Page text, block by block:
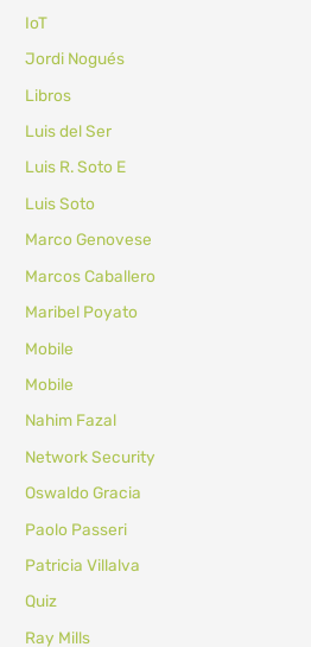
IoT
Jordi Nogués
Libros
Luis del Ser
Luis R. Soto E
Luis Soto
Marco Genovese
Marcos Caballero
Maribel Poyato
Mobile
Mobile
Nahim Fazal
Network Security
Oswaldo Gracia
Paolo Passeri
Patricia Villalva
Quiz
Ray Mills